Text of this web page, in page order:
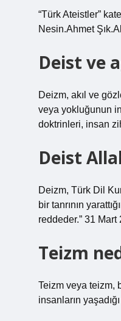
“Türk Ateistler”
Nesin.Ahmet
Deist ve
Deizm, akıl ve
veya yokluğunun
doktrinleri, insan
Deist
Deizm, Türk Dil
bir tanrının
reddeder.” 31 Mart
Teizm
Teizm veya teizm,
insanların